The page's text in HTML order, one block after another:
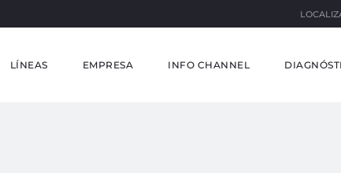
LÍNEAS EMPRESA INFO CHANNEL